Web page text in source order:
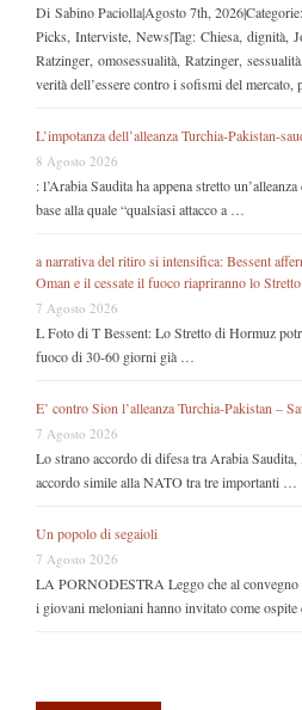
Di Sabino Paciolla|Agosto 7th,
Picks, Interviste, News|Tag: Chiesa, dignità,
Ratzinger, omosessualità, Ratzinger,
verità dell’essere contro i sofismi del mercato,
L’impotanza dell’alleanza Turchia-Pakistan-
8 Agosto 2026
: l’Arabia Saudita ha appena stretto
base alla quale “qualsiasi attacco a …
a narrativa del ritiro si intensifica: Bessent
Oman e il cessate il fuoco riapriranno lo
7 Agosto 2026
L Foto di T Bessent: Lo Stretto di Hormuz
fuoco di 30-60 giorni già …
E’ contro Sion l’alleanza Turchia-Pakistan –
7 Agosto 2026
Lo strano accordo di difesa tra Arabia
accordo simile alla NATO tra tre importanti …
Un popolo di segaioli
7 Agosto 2026
LA PORNODESTRA Leggo che al
i giovani meloniani hanno invitato come